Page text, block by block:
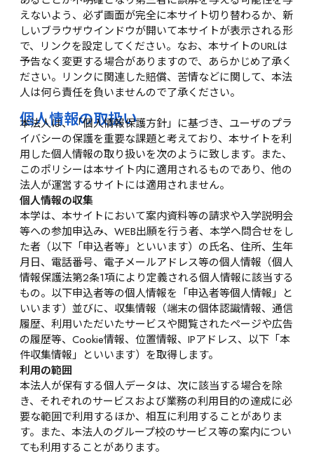
えないよう、必ず画面が完全に本サイト切り替わるか、新
しいブラウザウインドウが開いて本サイトが表示される形
で、リンクを設定してください。なお、本サイトのURLは
予告なく変更する場合がありますので、あらかじめ了承く
ださい。リンクに関連した賠償、苦情などに関して、本法
人は何ら責任を負いませんので了承ください。
個人情報の取扱い
本法人は、「個人情報保護方針」に基づき、ユーザのプラ
イバシーの保護を重要な課題と考えており、本サイトを利
用した個人情報の取り扱いを次のように致します。また、
このポリシーは本サイト内に適用されるものであり、他の
法人が運営するサイトには適用されません。
個人情報の収集
本学は、本サイトにおいて案内資料等の請求や入学説明会
等への参加申込み、WEB出願を行う者、本学へ問合せをし
た者（以下「申込者等」といいます）の氏名、住所、生年
月日、電話番号、電子メールアドレス等の個人情報（個人
情報保護法第2条1項により定義される個人情報に該当する
もの。以下申込者等の個人情報を「申込者等個人情報」と
いいます）並びに、収集情報（端末の個体認識情報、通信
履歴、利用いただいたサービスや閲覧されたページや広告
の履歴等、Cookie情報、位置情報、IPアドレス、以下「本
件収集情報」といいます）を取得します。
利用の範囲
本法人が保有する個人データは、次に該当する場合を除
き、それぞれのサービスおよび業務の利用目的の達成に必
要な範囲で利用するほか、相互に利用することがありま
す。また、本法人のグループ校のサービス等の案内につい
ても利用することがあります。